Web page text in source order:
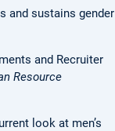
and sustains gender
and Recruiter
Resource
look at men’s